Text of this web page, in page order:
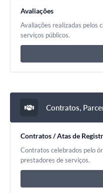
Avaliações
Avaliações realizadas pelos
serviços públicos.
Contratos,
Contratos / Atas de
Contratos celebrados pelo
prestadores de serviços.